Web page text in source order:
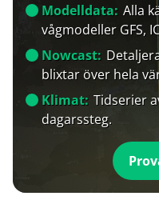
Modelldata: Alla
vågmodeller GFS,
Nowcast:
blixtar över hela
Klimat: Tidserier
dagarssteg.